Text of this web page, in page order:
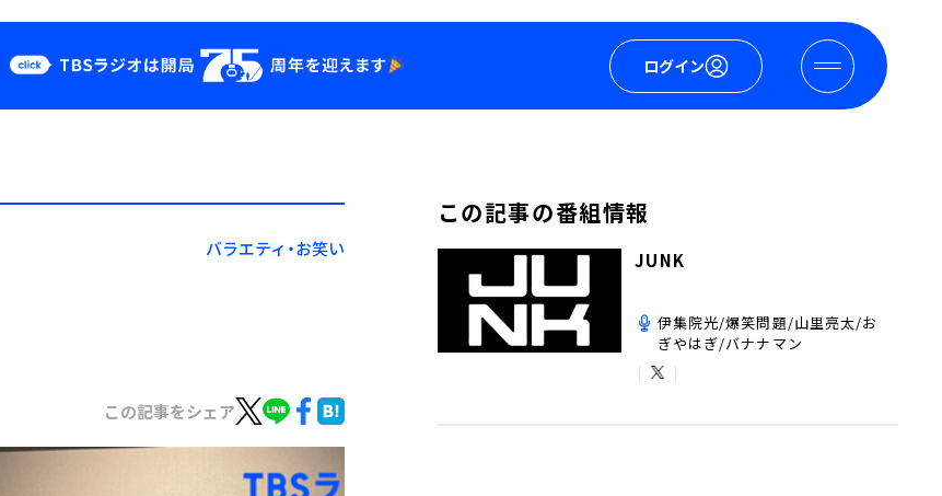
ログイン
YouTube
会社情報
バラエティ・お笑い
この記事をシェア
この記事の番組情報
JUNK
伊集院光/爆笑問題/山里亮太/お
ぎやはぎ/バナナマン